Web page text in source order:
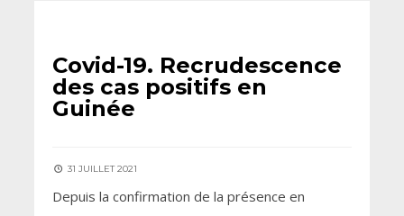
Covid-19. Recrudescence
des cas positifs en
Guinée
31 JUILLET 2021
Depuis la confirmation de la présence en